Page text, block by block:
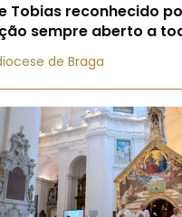
Tobias reconhecido
sempre aberto a
de Braga